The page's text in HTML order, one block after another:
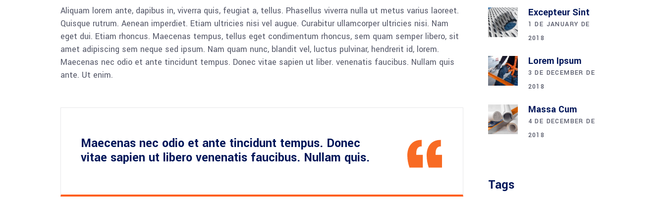
Aliquam lorem ante, dapibus in, viverra quis, feugiat a, tellus. Phasellus viverra nulla ut metus varius laoreet.
Quisque rutrum. Aenean imperdiet. Etiam ultricies nisi vel augue. Curabitur ullamcorper ultricies nisi. Nam
eget dui. Etiam rhoncus. Maecenas tempus, tellus eget condimentum rhoncus, sem quam semper libero, sit
amet adipiscing sem neque sed ipsum. Nam quam nunc, blandit vel, luctus pulvinar, hendrerit id, lorem.
Maecenas nec odio et ante tincidunt tempus. Donec vitae sapien ut liber. venenatis faucibus. Nullam quis
ante. Ut enim.
Maecenas nec odio et ante tincidunt tempus. Donec
vitae sapien ut libero venenatis faucibus. Nullam quis.
Excepteur Sint
1 DE JANUARY DE
2018
Lorem Ipsum
3 DE DECEMBER DE
2018
Massa Cum
4 DE DECEMBER DE
2018
Tags